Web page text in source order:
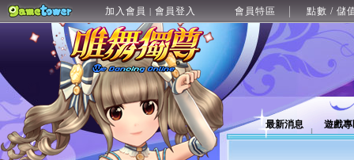
加入會員 | 會員登入 會員特區 點數 / 儲
最新消息 遊戲